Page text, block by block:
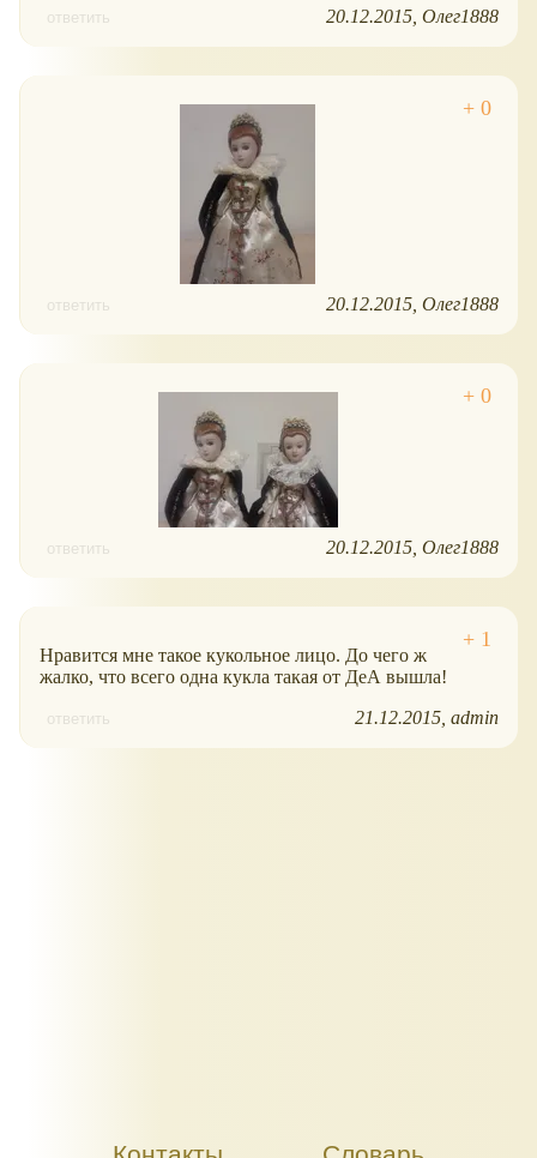
ответить 20.12.2015 Олег1888
ответить 20.12.2015 Олег1888
ответить 20.12.2015 Олег1888
Нравится мне такое кукольное лицо. До чего ж
жалко, что всего одна кукла такая от ДеА вышла!
ответить 21.12.2015 admin